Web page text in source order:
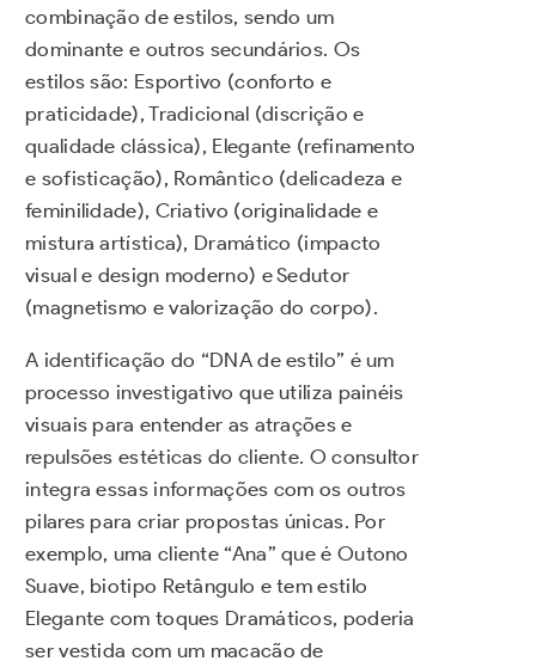
combinação de estilos, sendo um
dominante e outros secundários. Os
estilos são: Esportivo (conforto e
praticidade), Tradicional (discrição e
qualidade clássica), Elegante (refinamento
e sofisticação), Romântico (delicadeza e
feminilidade), Criativo (originalidade e
mistura artística), Dramático (impacto
visual e design moderno) e Sedutor
(magnetismo e valorização do corpo).
A identificação do “DNA de estilo” é um
processo investigativo que utiliza painéis
visuais para entender as atrações e
repulsões estéticas do cliente. O consultor
integra essas informações com os outros
pilares para criar propostas únicas. Por
exemplo, uma cliente “Ana” que é Outono
Suave, biotipo Retângulo e tem estilo
Elegante com toques Dramáticos, poderia
ser vestida com um macacão de